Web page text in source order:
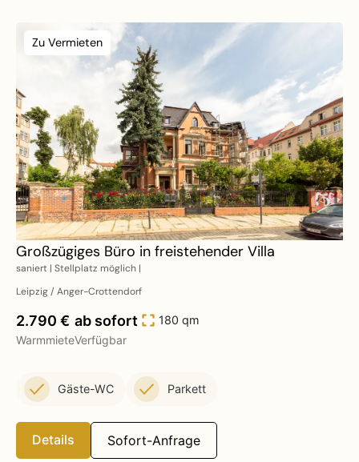
Zu Vermieten
Großzügiges Büro in freistehender Villa
saniert | Stellplatz möglich |
Leipzig / Anger-Crottendorf
2.790 €
Warmmiete
ab sofort
Verfügbar
180 qm
Gäste-WC Parkett
Details Sofort-Anfrage